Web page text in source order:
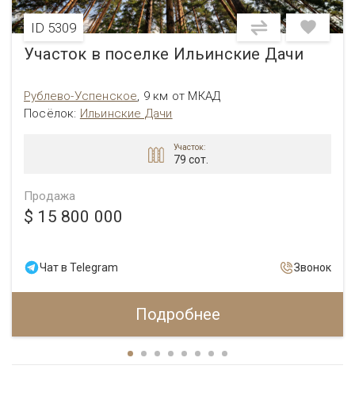
ID 5309
Участок в поселке Ильинские Дачи
Рублево-Успенское, 9 км от МКАД
Посёлок: Ильинские Дачи
Участок:
79 сот.
Продажа
$ 15 800 000
Чат в Telegram Звонок
Подробнее